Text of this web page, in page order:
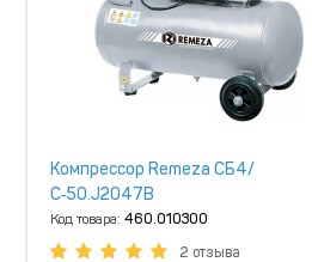
Компрессор Remeza СБ4/
С‑50.J2047В
Код товара:460.010300
2 отзыва